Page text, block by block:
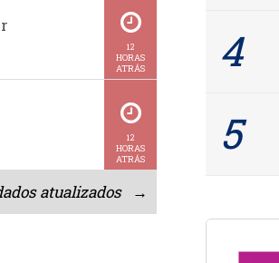
12
HORAS
ATRÁS
12
HORAS
ATRÁS
atualizados →